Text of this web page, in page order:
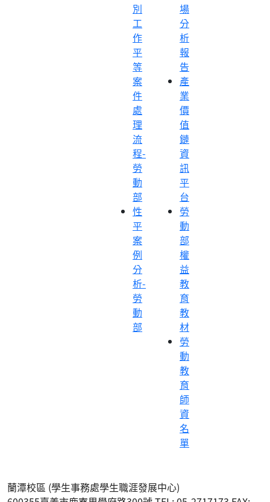
別
工
作
平
等
案
件
處
理
流
程-
勞
動
部
性
平
案
例
分
析-
勞
動
部
場
分
析
報
告
產
業
價
值
鏈
資
訊
平
台
勞
動
部
權
益
教
育
教
材
勞
動
教
育
師
資
名
單
蘭潭校區 (學生事務處學生職涯發展中心)